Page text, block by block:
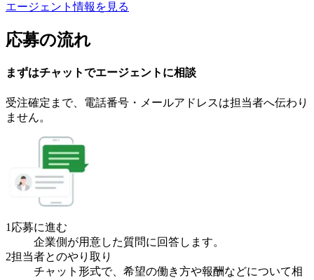
エージェント情報を見る
応募の流れ
まずはチャットでエージェント に相談
受注確定まで、 電話番号・メールアドレスは担当者へ伝わり
ません。
1 応募に進む
企業側が用意した質問に回答します。
2担当者とのやり取り
チャット形式で、希望の働き方や報酬などについて相